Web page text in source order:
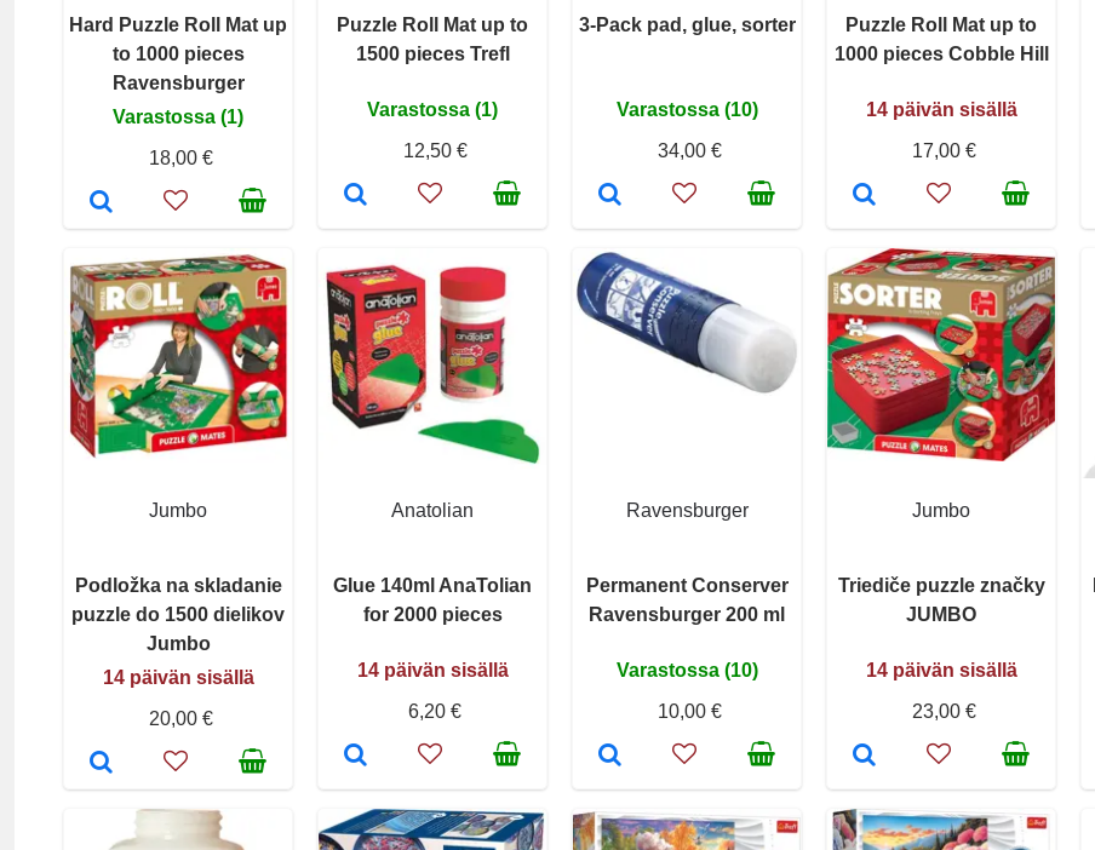
Hard Puzzle Roll Mat up
to 1000 pieces
Ravensburger
Varastossa (1)
18,00 €
Puzzle Roll Mat up to
1500 pieces Trefl
Varastossa (1)
12,50 €
3-Pack pad, glue, sorter
Varastossa (10)
34,00 €
Puzzle Roll Mat up to
1000 pieces Cobble Hill
14 päivän sisällä
17,00 €
Jumbo
Podložka na skladanie
puzzle do 1500 dielikov
Jumbo
14 päivän sisällä
20,00 €
Anatolian
Glue 140ml AnaTolian
for 2000 pieces
14 päivän sisällä
6,20 €
Ravensburger
Permanent Conserver
Ravensburger 200 ml
Varastossa (10)
10,00 €
Jumbo
Triediče puzzle značky
JUMBO
14 päivän sisällä
23,00 €